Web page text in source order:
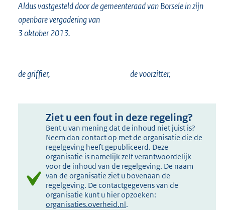
Aldus vastgesteld door de gemeenteraad van Borsele in zijn
openbare vergadering van
3 oktober 2013.
de griffier, de voorzitter,
Ziet u een fout in deze regeling?
Bent u van mening dat de inhoud niet juist is?
Neem dan contact op met de organisatie die de
regelgeving heeft gepubliceerd. Deze
organisatie is namelijk zelf verantwoordelijk
voor de inhoud van de regelgeving. De naam
van de organisatie ziet u bovenaan de
regelgeving. De contactgegevens van de
organisatie kunt u hier opzoeken:
organisaties.overheid.nl.